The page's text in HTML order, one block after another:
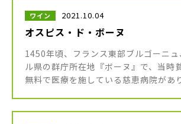
ワイン 2021.10.04
オスピス・ド・ボーヌ
1450年頃、フランス東部ブルゴーニュ
ル県の群庁所在地『ボーヌ』で、当時
無料で医療を施している慈恵病院があ